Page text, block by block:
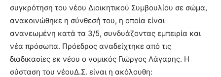
συγκρότηση του νέου Διοικητικού Συμβουλίου σε σώμα,
ανακοινώθηκε η σύνθεσή του, η οποία είναι
ανανεωμένη κατά τα 3/5, συνδυάζοντας εμπειρία και
νέα πρόσωπα. Πρόεδρος αναδείχτηκε από τις
διαδικασίες εκ νέου ο νομικός Γιώργος Λάγαρης. Η
σύσταση του νέουΔ.Σ. είναι η ακόλουθη: